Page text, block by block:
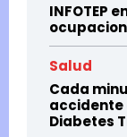
INFOTEP
Salud
Cada
accidente
Diabetes